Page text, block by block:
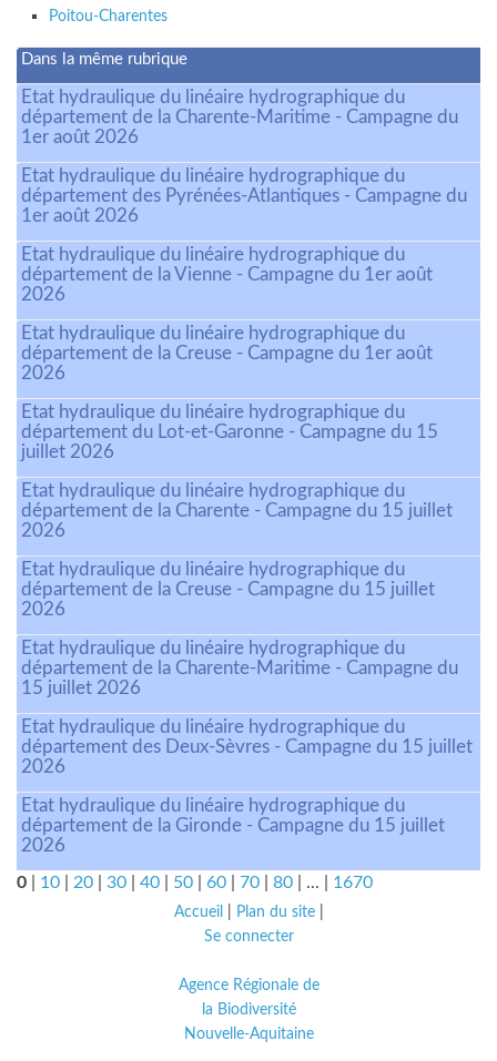
Poitou-Charentes
Dans la même rubrique
Etat hydraulique du linéaire hydrographique du
département de la Charente-Maritime - Campagne du
1er août 2026
Etat hydraulique du linéaire hydrographique du
département des Pyrénées-Atlantiques - Campagne du
1er août 2026
Etat hydraulique du linéaire hydrographique du
département de la Vienne - Campagne du 1er août
2026
Etat hydraulique du linéaire hydrographique du
département de la Creuse - Campagne du 1er août
2026
Etat hydraulique du linéaire hydrographique du
département du Lot-et-Garonne - Campagne du 15
juillet 2026
Etat hydraulique du linéaire hydrographique du
département de la Charente - Campagne du 15 juillet
2026
Etat hydraulique du linéaire hydrographique du
département de la Creuse - Campagne du 15 juillet
2026
Etat hydraulique du linéaire hydrographique du
département de la Charente-Maritime - Campagne du
15 juillet 2026
Etat hydraulique du linéaire hydrographique du
département des Deux-Sèvres - Campagne du 15 juillet
2026
Etat hydraulique du linéaire hydrographique du
département de la Gironde - Campagne du 15 juillet
2026
0 10 20 30 40 50 60 70 80 ... 1670
Accueil Plan du site|
Se connecter
Agence Régionale de
la Biodiversité
Nouvelle-Aquitaine